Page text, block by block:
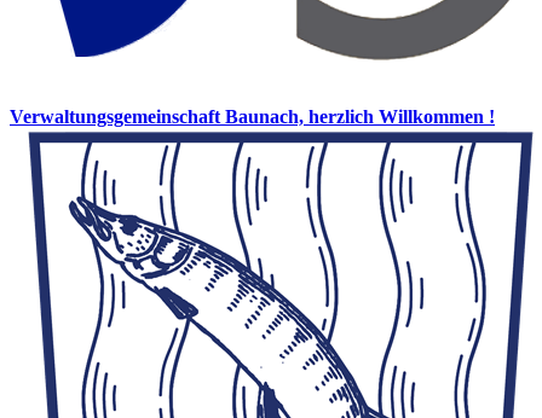
Verwaltungsgemeinschaft Baunach, herzlich Willkommen !